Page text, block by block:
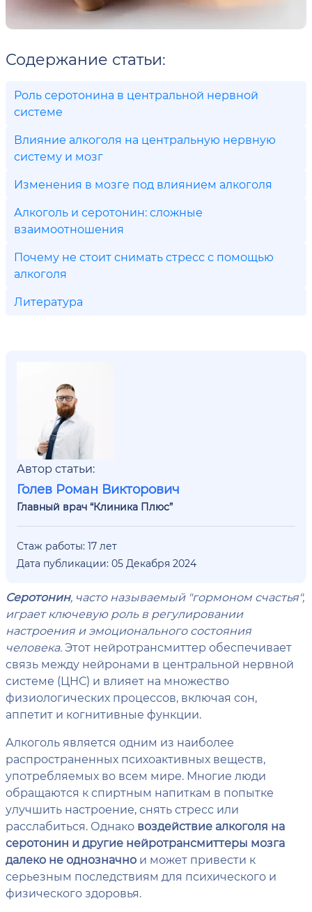
Содержание статьи:
Роль серотонина в центральной нервной
системе
Влияние алкоголя на центральную нервную
систему и мозг
Изменения в мозге под влиянием алкоголя
Алкоголь и серотонин: сложные
взаимоотношения
Почему не стоит снимать стресс с помощью
алкоголя
Литература
Автор статьи:
Голев Роман Викторович
Главный врач “Клиника Плюс”
Стаж работы: 17 лет
Дата публикации: 05 Декабря 2024
Серотонин, часто называемый "гормоном счастья",
играет ключевую роль в регулировании
настроения и эмоционального состояния
человека.Этот нейротрансмиттер обеспечивает
связь между нейронами в центральной нервной
системе (ЦНС) и влияет на множество
физиологических процессов, включая сон,
аппетит и когнитивные функции.
Алкоголь является одним из наиболее
распространенных психоактивных веществ,
употребляемых во всем мире. Многие люди
обращаются к спиртным напиткам в попытке
улучшить настроение, снять стресс или
расслабиться. Однако воздействие алкоголя на
серотонин и другие нейротрансмиттеры мозга
далеко не однозначно и может привести к
серьезным последствиям для психического и
физического здоровья.